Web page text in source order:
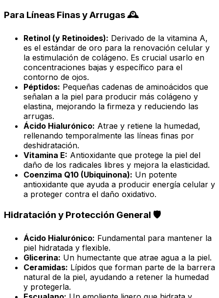
Para Líneas Finas y Arrugas 🕰️
Retinol (y Retinoides): Derivado de la vitamina A,
es el estándar de oro para la renovación celular y
la estimulación de colágeno. Es crucial usarlo en
concentraciones bajas y específico para el
contorno de ojos.
Péptidos: Pequeñas cadenas de aminoácidos que
señalan a la piel para producir más colágeno y
elastina, mejorando la firmeza y reduciendo las
arrugas.
Ácido Hialurónico: Atrae y retiene la humedad,
rellenando temporalmente las líneas finas por
deshidratación.
Vitamina E: Antioxidante que protege la piel del
daño de los radicales libres y mejora la elasticidad.
Coenzima Q10 (Ubiquinona): Un potente
antioxidante que ayuda a producir energía celular y
a proteger contra el daño oxidativo.
Hidratación y Protección General 🛡️
Ácido Hialurónico: Fundamental para mantener la
piel hidratada y flexible.
Glicerina: Un humectante que atrae agua a la piel.
Ceramidas: Lípidos que forman parte de la barrera
natural de la piel, ayudando a retener la humedad
y protegerla.